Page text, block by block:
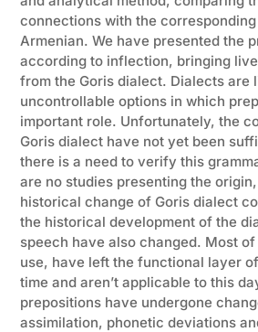
connections with the
Armenian. We have presented the
according to inflection, bringing
from the Goris dialect. Dialects are
uncontrollable options in which
important role. Unfortunately, the
Goris dialect have not yet been
there is a need to verify this
are no studies presenting the
historical change of Goris dialect
the historical development of the
speech have also changed. Most
use, have left the functional layer
time and aren’t applicable to this
prepositions have undergone
assimilation, phonetic deviations